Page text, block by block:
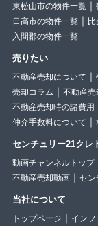
東松山市の物件一覧
日高市の物件一覧
入間郡の物件一覧
売りたい
不動産売却について
売却コラム
不動産売
不動産売却時の諸費用
仲介手数料について
センチュリー21ク
動画チャンネルトップ
不動産売却動画
セ
当社について
トップページ イン